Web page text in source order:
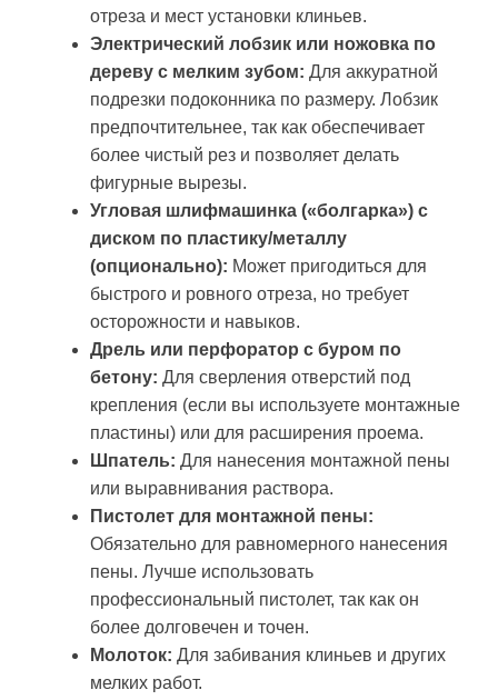
отреза и мест установки клиньев.
Электрический лобзик или ножовка по
дереву с мелким зубом: Для аккуратной
подрезки подоконника по размеру. Лобзик
предпочтительнее, так как обеспечивает
более чистый рез и позволяет делать
фигурные вырезы.
Угловая шлифмашинка («болгарка») с
диском по пластику/металлу
(опционально): Может пригодиться для
быстрого и ровного отреза, но требует
осторожности и навыков.
Дрель или перфоратор с буром по
бетону: Для сверления отверстий под
крепления (если вы используете монтажные
пластины) или для расширения проема.
Шпатель: Для нанесения монтажной пены
или выравнивания раствора.
Пистолет для монтажной пены:
Обязательно для равномерного нанесения
пены. Лучше использовать
профессиональный пистолет, так как он
более долговечен и точен.
Молоток: Для забивания клиньев и других
мелких работ.